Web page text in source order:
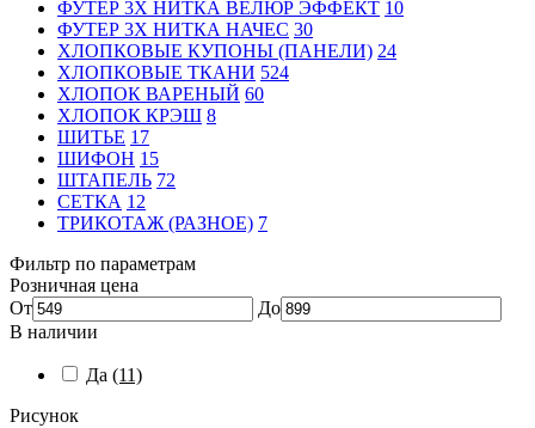
ФУТЕР 3Х НИТКА ВЕЛЮР ЭФФЕКТ 10
ФУТЕР 3Х НИТКА НАЧЕС 30
ХЛОПКОВЫЕ КУПОНЫ (ПАНЕЛИ) 24
ХЛОПКОВЫЕ ТКАНИ 524
ХЛОПОК ВАРЕНЫЙ 60
ХЛОПОК КРЭШ 8
ШИТЬЕ 17
ШИФОН 15
ШТАПЕЛЬ 72
СЕТКА 12
ТРИКОТАЖ (РАЗНОЕ) 7
Фильтр по параметрам
Розничная цена
От
До
В наличии
Да (11)
Рисунок